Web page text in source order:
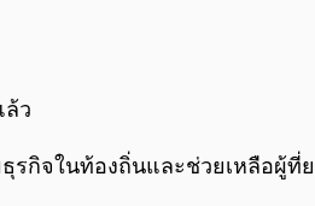
ว
รกิจในท้องถิ่นและช่วยเหลือผู้ที่